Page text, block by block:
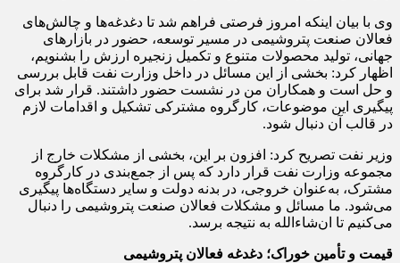
وی با بیان اینکه امروز فرصتی فراهم شد تا دغدغه‌ها و چالش‌های
فعالان صنعت پتروشیمی در مسیر توسعه، حضور در بازارهای
جهانی، تولید محصولات متنوع و تکمیل زنجیره ارزش را بشنویم،
اظهار کرد: بخشی از این مسائل در داخل وزارت نفت قابل بررسی
و حل است و همکاران من در نشست حضور داشتند. قرار شد برای
پیگیری این موضوعات، کارگروه مشترکی تشکیل و اقدامات لازم
در قالب آن دنبال شود.
وزیر نفت تصریح کرد: افزون بر این، بخشی از مشکلات خارج از
مجموعه وزارت نفت قرار دارد که پس از جمع‌بندی در کارگروه
مشترک، به‌عنوان خروجی، در بدنه دولت و سایر دستگاه‌ها پیگیری
می‌شود. ما مسائل و مشکلات فعالان صنعت پتروشیمی را دنبال
می‌کنیم تا ان‌شاءالله به نتیجه برسد.
قیمت و تأمین خوراک؛ دغدغه فعالان پتروشیمی